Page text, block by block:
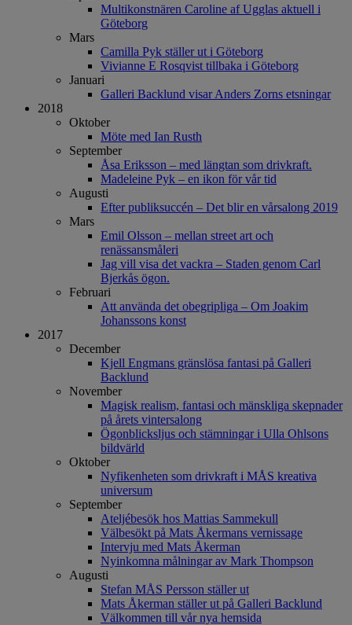
Multikonstnären Caroline af Ugglas aktuell i
Göteborg
Mars
Camilla Pyk ställer ut i Göteborg
Vivianne E Rosqvist tillbaka i Göteborg
Januari
Galleri Backlund visar Anders Zorns etsningar
2018
Oktober
Möte med Ian Rusth
September
Åsa Eriksson – med längtan som drivkraft.
Madeleine Pyk – en ikon för vår tid
Augusti
Efter publiksuccén – Det blir en vårsalong 2019
Mars
Emil Olsson – mellan street art och
renässansmåleri
Jag vill visa det vackra – Staden genom Carl
Bjerkås ögon.
Februari
Att använda det obegripliga – Om Joakim
Johanssons konst
2017
December
Kjell Engmans gränslösa fantasi på Galleri
Backlund
November
Magisk realism, fantasi och mänskliga skepnader
på årets vintersalong
Ögonblicksljus och stämningar i Ulla Ohlsons
bildvärld
Oktober
Nyfikenheten som drivkraft i MÅS kreativa
universum
September
Ateljébesök hos Mattias Sammekull
Välbesökt på Mats Åkermans vernissage
Intervju med Mats Åkerman
Nyinkomna målningar av Mark Thompson
Augusti
Stefan MÅS Persson ställer ut
Mats Åkerman ställer ut på Galleri Backlund
Välkommen till vår nya hemsida